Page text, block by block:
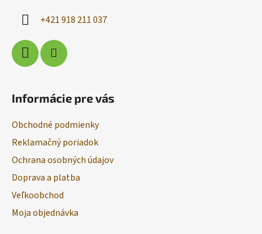
+421 918 211 037
Informácie pre vás
Obchodné podmienky
Reklamačný poriadok
Ochrana osobných údajov
Doprava a platba
Veľkoobchod
Moja objednávka